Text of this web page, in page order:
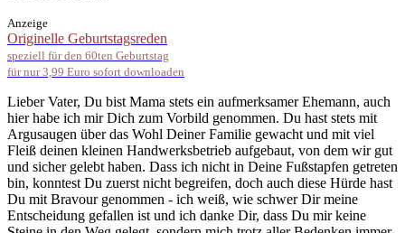
Anzeige
Originelle Geburtstagsreden
speziell für den 60ten Geburtstag
für nur 3,99 Euro sofort downloaden
Lieber Vater, Du bist Mama stets ein aufmerksamer Ehemann, auch
hier habe ich mir Dich zum Vorbild genommen. Du hast stets mit
Argusaugen über das Wohl Deiner Familie gewacht und mit viel
Fleiß deinen kleinen Handwerksbetrieb aufgebaut, von dem wir gut
und sicher gelebt haben. Dass ich nicht in Deine Fußstapfen getreten
bin, konntest Du zuerst nicht begreifen, doch auch diese Hürde hast
Du mit Bravour genommen - ich weiß, wie schwer Dir meine
Entscheidung gefallen ist und ich danke Dir, dass Du mir keine